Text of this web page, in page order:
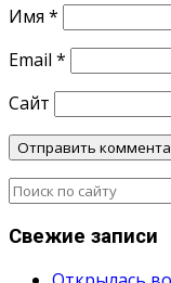
Имя *
Email *
Сайт
Свежие записи